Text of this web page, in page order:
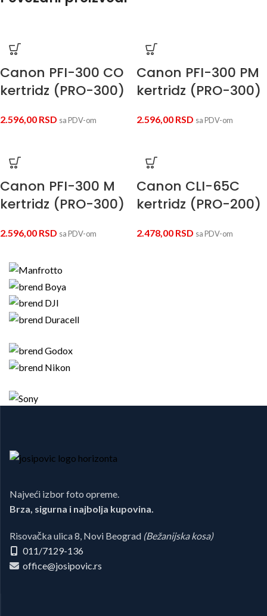
Canon PFI-300 CO
kertridz (PRO-300)
2.596,00 RSD sa PDV-om
Canon PFI-300 PM
kertridz (PRO-300)
2.596,00 RSD sa PDV-om
Canon PFI-300 M
kertridz (PRO-300)
2.596,00 RSD sa PDV-om
Canon CLI-65C
kertridz (PRO-200)
2.478,00 RSD sa PDV-om
Najveći izbor foto opreme.
Brza, sigurna i najbolja kupovina.
Risovačka ulica 8, Novi Beograd (Bežanijska kosa)
011/7129-136
office@josipovic.rs